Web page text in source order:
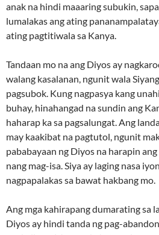
anak na hindi maaaring subukin,
lumalakas ang ating
ating pagtitiwala sa Kanya.
Tandaan mo na ang Diyos ay
walang kasalanan, ngunit wala
pagsubok. Kung nagpasya kang
buhay, hinahangad na sundin ang
haharap ka sa pagsalungat. Ang
may kaakibat na pagtutol, ngunit
pababayaan ng Diyos na harapin
nang mag-isa. Siya ay laging nasa
nagpapalakas sa bawat hakbang mo.
Ang mga kahirapang dumarating sa
Diyos ay hindi tanda ng pag-